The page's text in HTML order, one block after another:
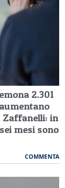
2.301
in
mesi sono
COMMENTA